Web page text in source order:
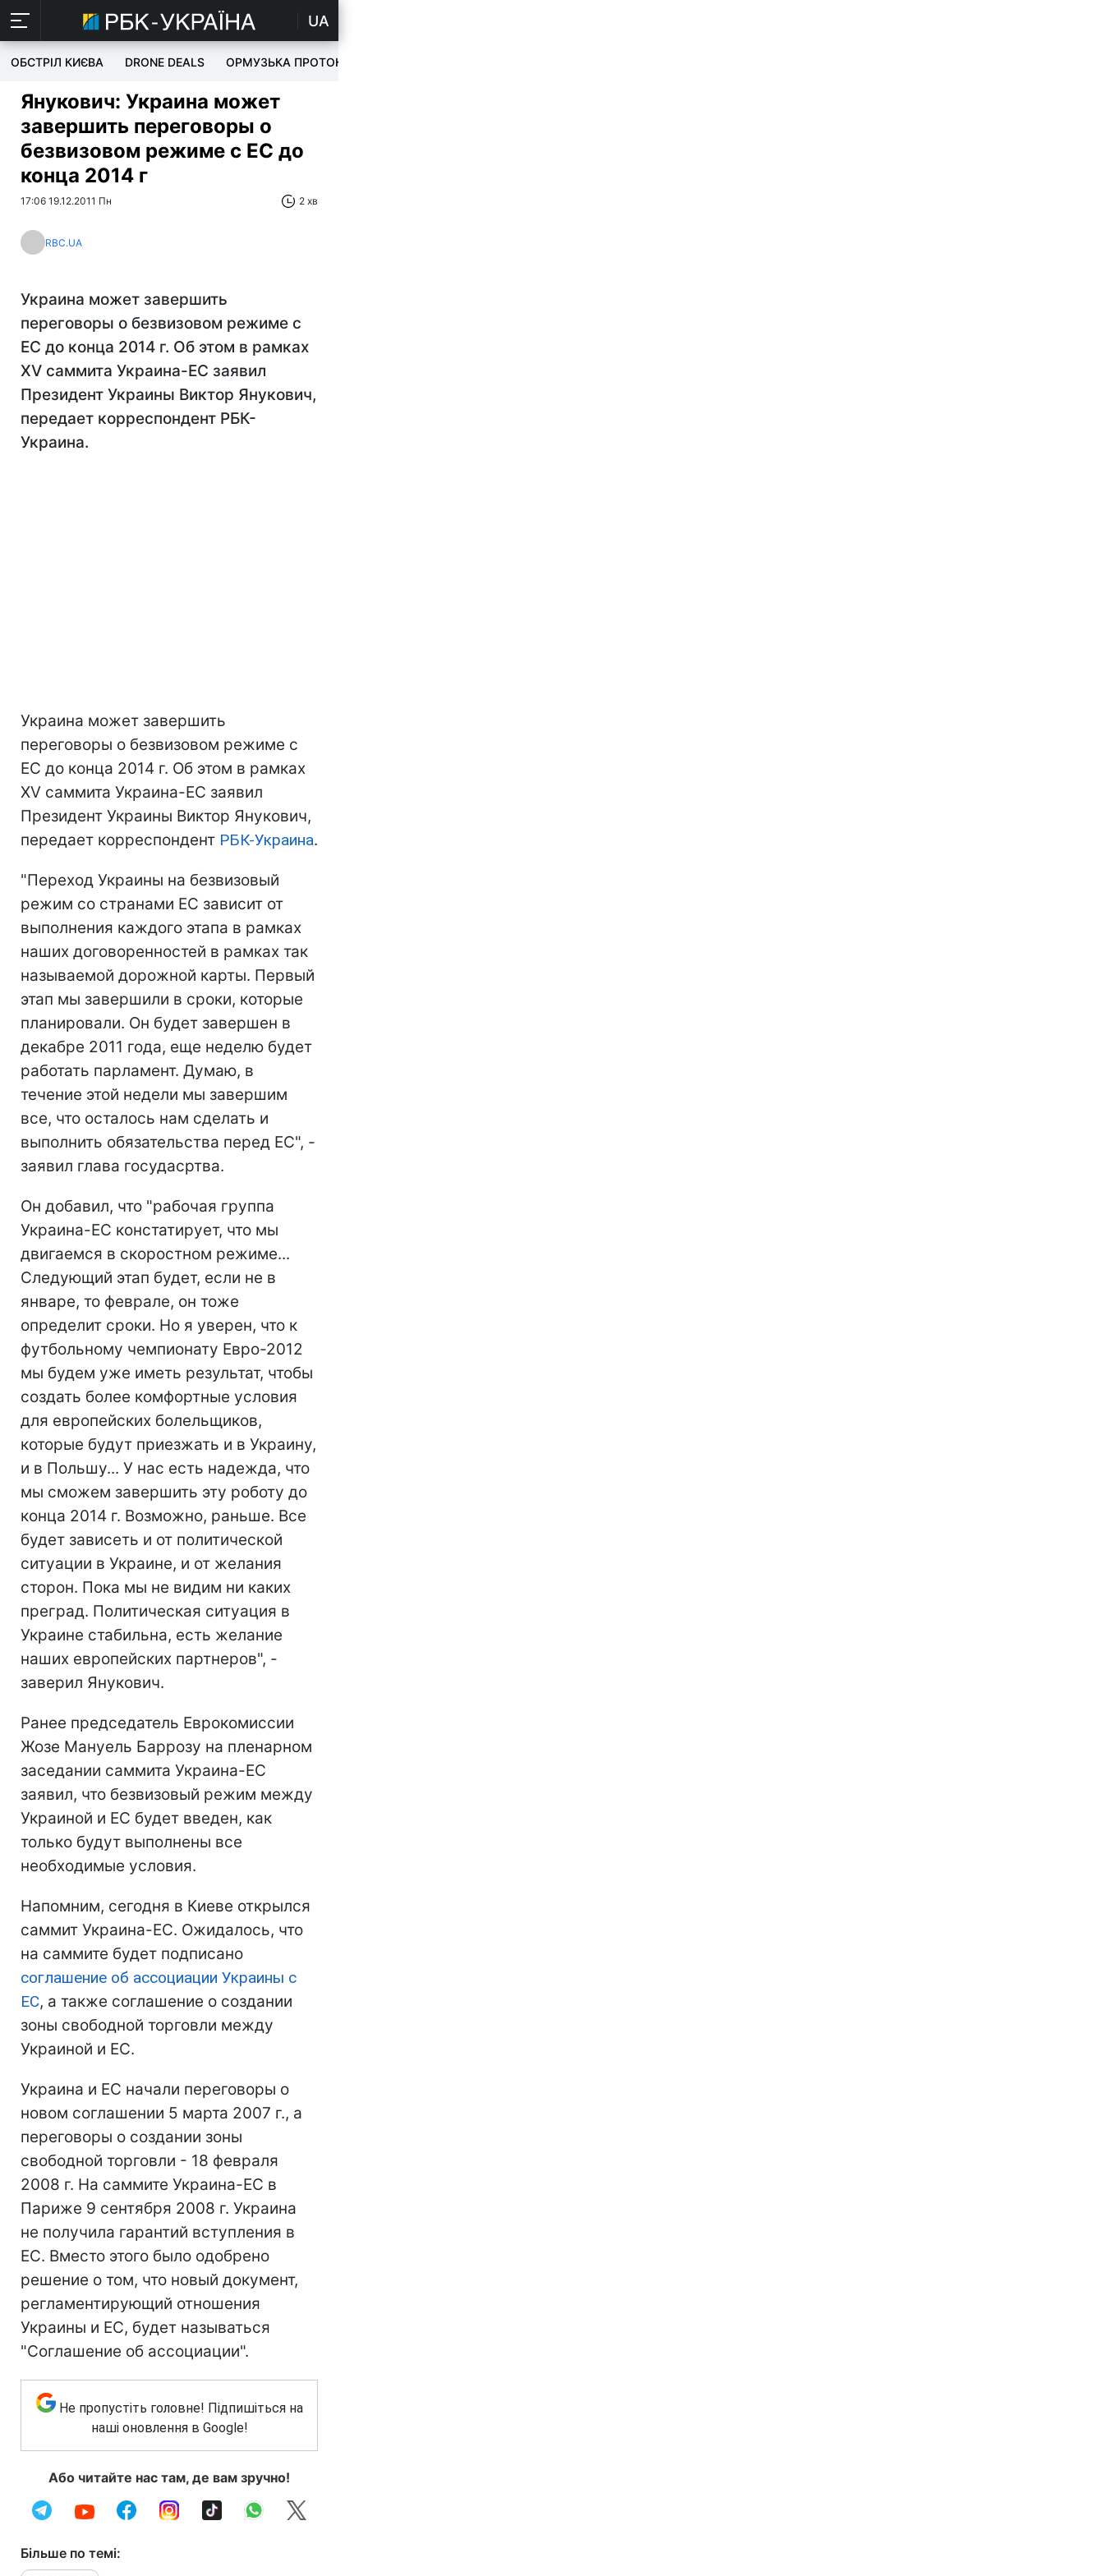
UA
ОБСТРІЛ КИЄВА DRONE DEALS ОРМУЗЬКА ПРОТОКА
Янукович: Украина может
завершить переговоры о
безвизовом режиме с ЕС до
конца 2014 г
17:06 19.12.2011 Пн 2 хв
RBC.UA
Украина может завершить
переговоры о безвизовом режиме с
ЕС до конца 2014 г. Об этом в рамках
XV саммита Украина-ЕС заявил
Президент Украины Виктор Янукович,
передает корреспондент РБК-
Украина.
Украина может завершить
переговоры о безвизовом режиме с
ЕС до конца 2014 г. Об этом в рамках
XV саммита Украина-ЕС заявил
Президент Украины Виктор Янукович,
передает корреспондент РБК-Украина.
"Переход Украины на безвизовый
режим со странами ЕС зависит от
выполнения каждого этапа в рамках
наших договоренностей в рамках так
называемой дорожной карты. Первый
этап мы завершили в сроки, которые
планировали. Он будет завершен в
декабре 2011 года, еще неделю будет
работать парламент. Думаю, в
течение этой недели мы завершим
все, что осталось нам сделать и
выполнить обязательства перед ЕС", -
заявил глава госудасртва.
Он добавил, что "рабочая группа
Украина-ЕС констатирует, что мы
двигаемся в скоростном режиме...
Следующий этап будет, если не в
январе, то феврале, он тоже
определит сроки. Но я уверен, что к
футбольному чемпионату Евро-2012
мы будем уже иметь результат, чтобы
создать более комфортные условия
для европейских болельщиков,
которые будут приезжать и в Украину,
и в Польшу... У нас есть надежда, что
мы сможем завершить эту роботу до
конца 2014 г. Возможно, раньше. Все
будет зависеть и от политической
ситуации в Украине, и от желания
сторон. Пока мы не видим ни каких
преград. Политическая ситуация в
Украине стабильна, есть желание
наших европейских партнеров", -
заверил Янукович.
Ранее председатель Еврокомиссии
Жозе Мануель Баррозу на пленарном
заседании саммита Украина-ЕС
заявил, что безвизовый режим между
Украиной и ЕС будет введен, как
только будут выполнены все
необходимые условия.
Напомним, сегодня в Киеве открылся
саммит Украина-ЕС. Ожидалось, что
на саммите будет подписано
соглашение об ассоциации Украины с
ЕС, а также соглашение о создании
зоны свободной торговли между
Украиной и ЕС.
Украина и ЕС начали переговоры о
новом соглашении 5 марта 2007 г., а
переговоры о создании зоны
свободной торговли - 18 февраля
2008 г. На саммите Украина-ЕС в
Париже 9 сентября 2008 г. Украина
не получила гарантий вступления в
ЕС. Вместо этого было одобрено
решение о том, что новый документ,
регламентирующий отношения
Украины и ЕС, будет называться
"Соглашение об ассоциации".
Не пропустіть головне! Підпишіться на
наші оновлення в Google!
Або читайте нас там, де вам зручно!
Більше по темі: